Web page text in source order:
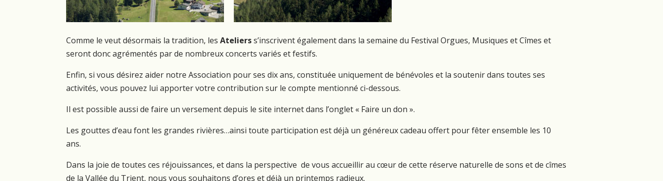
Comme le veut désormais la tradition, lesAtelierss’inscrivent également dans la semaine du Festival Orgues, Musiques et Cîmes et
seront donc agrémentés par de nombreux concerts variés et festifs.
Enfin, si vous désirez aider notre Association pour ses dix ans, constituée uniquement de bénévoles et la soutenir dans toutes ses
activités, vous pouvez lui apporter votre contribution sur le compte mentionné ci-dessous.
Il est possible aussi de faire un versement depuis le site internet dans l’onglet « Faire un don ».
Les gouttes d’eau font les grandes rivières…ainsi toute participation est déjà un généreux cadeau offert pour fêter ensemble les 10
ans.
Dans la joie de toutes ces réjouissances, et dans la perspective de vous accueillir au cœur de cette réserve naturelle de sons et de cîmes
de la Vallée du Trient, nous vous souhaitons d’ores et déjà un printemps radieux.